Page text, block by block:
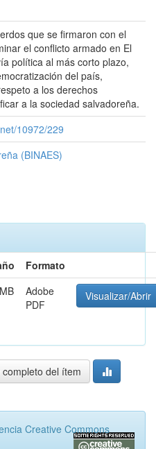
que se firmaron con el
el conflicto armado en El
política al más corto plazo,
del país,
a los derechos
a la sociedad salvadoreña.
10972/229
(BINAES)
Formato
Adobe
PDF
Visualizar/Abrir
del ítem
Creative Commons